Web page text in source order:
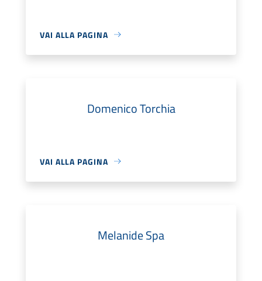
VAI ALLA PAGINA
Domenico Torchia
VAI ALLA PAGINA
Melanide Spa